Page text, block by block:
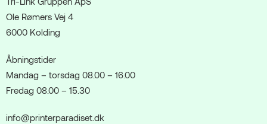
Ole Rømers Vej 4
6000 Kolding
Åbningstider
Mandag – torsdag 08.00 – 16.00
Fredag 08.00 – 15.30
info@printerparadiset.dk